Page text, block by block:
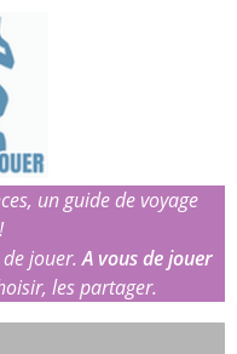
un guide de voyage
de jouer.A vous de jouer
les partager.